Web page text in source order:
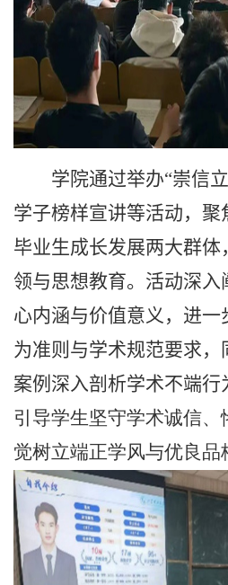
学院通过举办“崇信
学子榜样宣讲等活动，聚
毕业生成长发展两大群体
领与思想教育。活动深入
心内涵与价值意义，进一
为准则与学术规范要求，
案例深入剖析学术不端行
引导学生坚守学术诚信、
觉树立端正学风与优良品